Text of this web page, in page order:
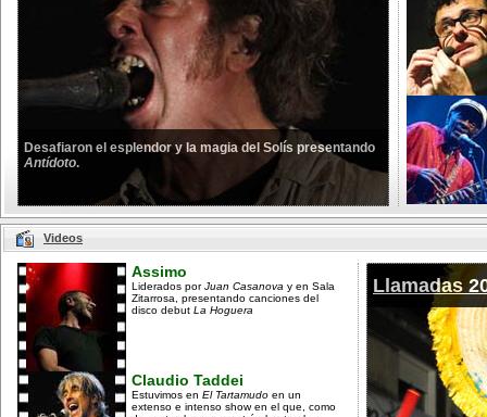
Desafiaron el esplendor y la magia del Solís presentando
Antídoto.
Videos
Assimo
Liderados porJuan Casanova y en Sala
Zitarrosa, presentando canciones del
disco debut La Hoguera
Claudio Taddei
Estuvimos en El Tartamudo en un
extenso e intenso show en el que, como
Llamadas